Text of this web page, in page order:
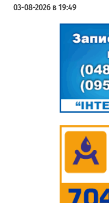
03-08-2026 в 19:49